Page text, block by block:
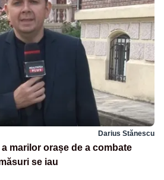
Darius Stănescu
marilor orașe de a combate
se iau